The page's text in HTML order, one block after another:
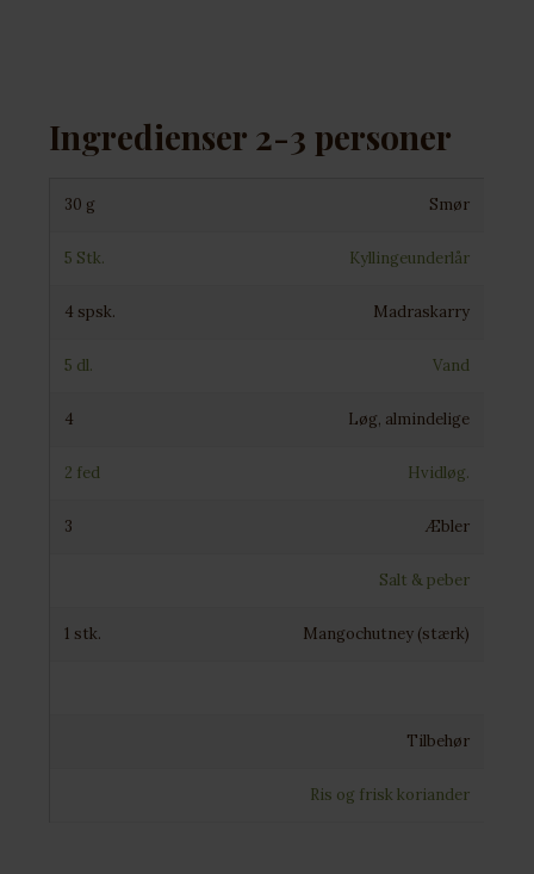
Ingredienser 2-3 personer
30 g Smør
5 Stk. Kyllingeunderlår
4 spsk. Madraskarry
5 dl. Vand
4 Løg, almindelige
2 fed Hvidløg.
3 Æbler
Salt & peber
1 stk. Mangochutney (stærk)
Tilbehør
Ris og frisk koriander